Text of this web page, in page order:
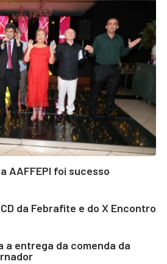
AAFFEPI foi sucesso
da Febrafite e do X Encontro
a entrega da comenda da